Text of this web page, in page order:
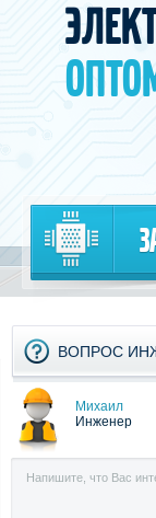
ВОПРОС
Михаил
Инженер